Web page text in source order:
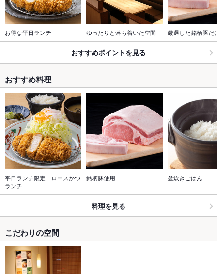
お得な平日ランチ ゆったりと落ち着いた空間 厳選した銘柄豚だ
おすすめポイントを見る
おすすめ料理
平日ランチ限定　ロースかつ
ランチ
銘柄豚使用 釜炊きごはん
料理を見る
こだわりの空間